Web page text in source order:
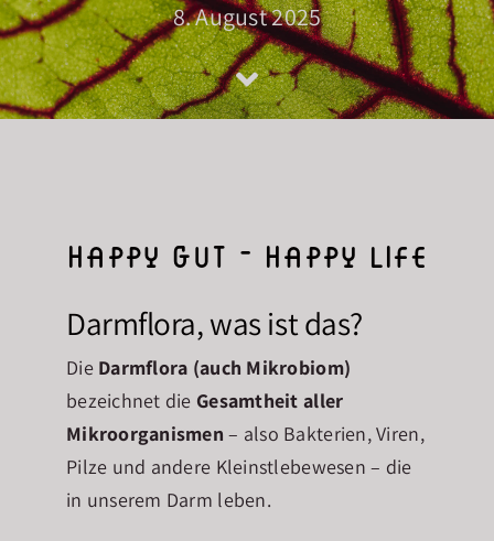
Über mich
Blog
8. August 2025
happy gut – happy life
Darmflora, was ist das?
Die Darmflora (auch Mikrobiom)
bezeichnet die Gesamtheit aller
Mikroorganismen – also Bakterien, Viren,
Pilze und andere Kleinstlebewesen – die
in unserem Darm leben.